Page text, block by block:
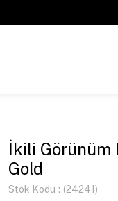
İkili Görünüm
Gold
Stok Kodu (24241)